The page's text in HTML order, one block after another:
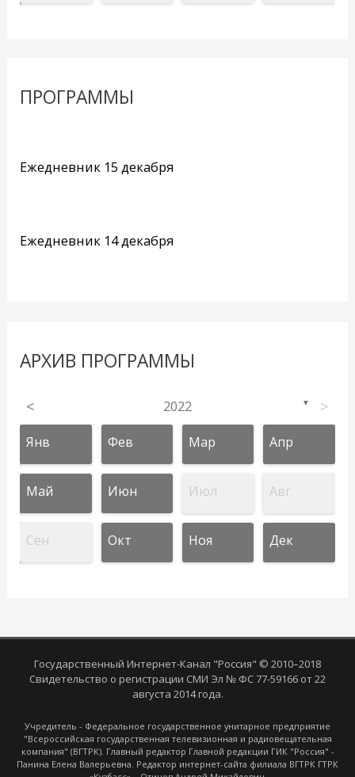
ПРОГРАММЫ
Ежедневник 15 декабря
Ежедневник 14 декабря
АРХИВ ПРОГРАММЫ
< 2022 ▼ >
Янв Фев Мар Апр
Май Июн Июл Авг
Сен Окт Ноя Дек
Государственный Интернет-Канал "Россия" © 2010–2018
Свидетельство о регистрации СМИ Эл № ФС 77-59166 от 22
августа 2014 года.
Учредитель - Федеральное государственное унитарное предприятие
"Всероссийская государственная телевизионная и радиовещательная
компания" (ВГТРК). Главный редактор Главной редакции ГИК "Россия" -
Панина Елена Валерьевна. Редактор интернет-сайта филиала ВГТРК ГТРК